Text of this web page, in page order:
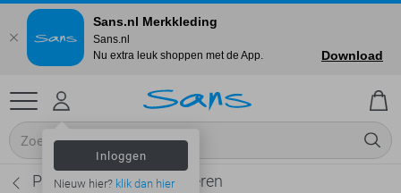
Inloggen
Nieuw hier? klik dan hier
Pierre Cardin Jeans - Heren
Sans.nl Merkkleding
Sans.nl
Nu extra leuk shoppen met de App.
Download